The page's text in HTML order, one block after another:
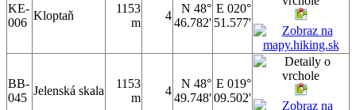
KE-
006
Kloptaň
1153
m
4
N 48°
46.782'
E 020°
51.577'
BB-
045
Jelenská skala
1153
m
4
N 48°
49.748'
E 019°
09.502'